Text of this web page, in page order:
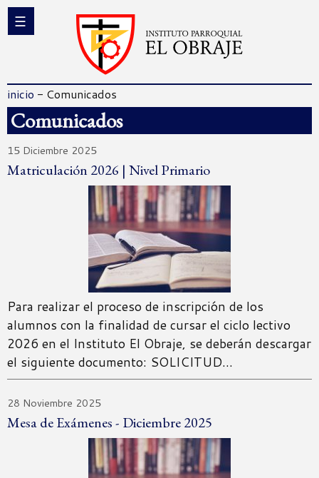
inicio - Comunicados
Comunicados
15 Diciembre 2025
Matriculación 2026 | Nivel Primario
Para realizar el proceso de inscripción de los
alumnos con la finalidad de cursar el ciclo lectivo
2026 en el Instituto El Obraje, se deberán descargar
el siguiente documento: SOLICITUD…
28 Noviembre 2025
Mesa de Exámenes - Diciembre 2025